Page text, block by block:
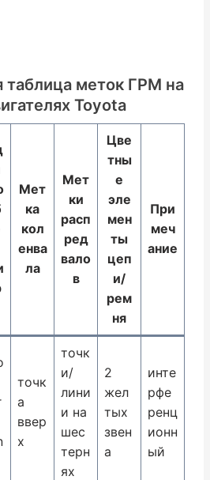
таблица меток ГРМ на
Toyota
Мет
ка
кол
енва
ла
Мет
ки
расп
ред
вало
в
Цве
тны
е
эле
мен
ты
цеп
и/
рем
ня
При
меч
ание
точк
а
ввер
х
точк
и/
лини
и на
шес
терн
ях
2
жел
тых
звен
а
инте
рфе
ренц
ионн
ый